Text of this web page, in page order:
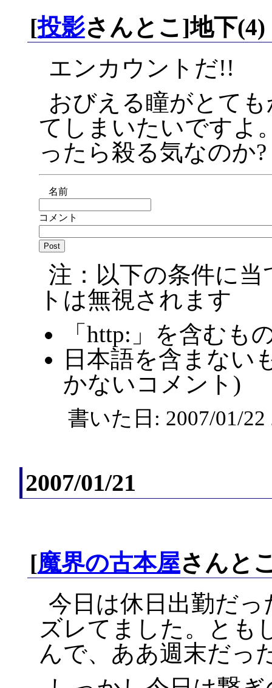
[投影さんとこ]地下(4)
エンカウントだ!!
おびえる瞳がとて
てしまいたいですよ
ったら殺る気なのか?
名前
コメント
注：以下の条件に
トは無視されます
「http:」を含むも
日本語を含まない
かないコメント)
書いた日: 2007/01/
2007/01/21
[魔界の古本屋さんと
今日は休日出勤だ
ズレてました。とも
んで、ああ週末だっ